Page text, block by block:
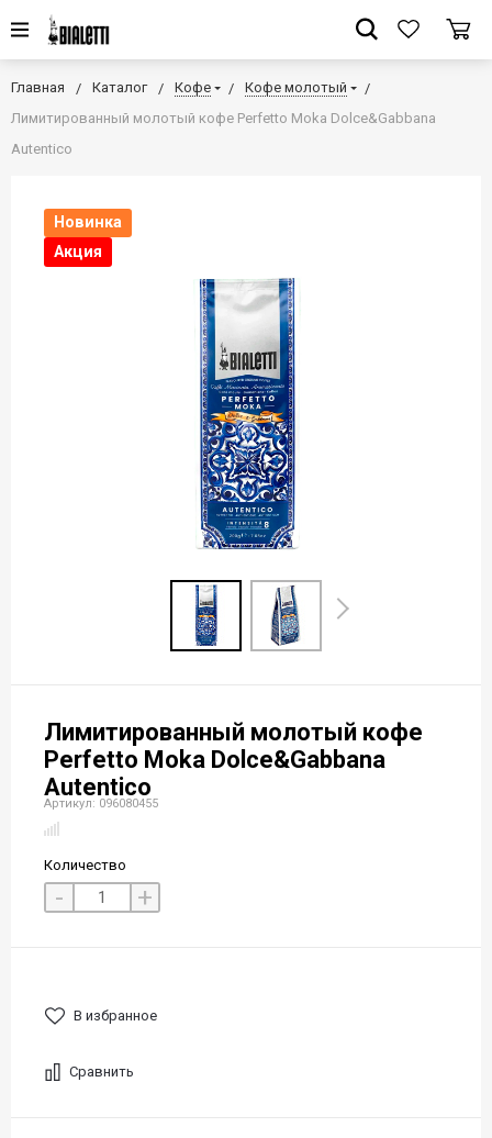
Главная Каталог Кофе
Кофе молотый
Лимитированный молотый кофе Perfetto Moka Dolce&Gabbana
Autentico
Новинка
Акция
Лимитированный молотый кофе
Perfetto Moka Dolce&Gabbana
Autentico
Артикул: 096080455
Количество
- +
В избранное
Сравнить